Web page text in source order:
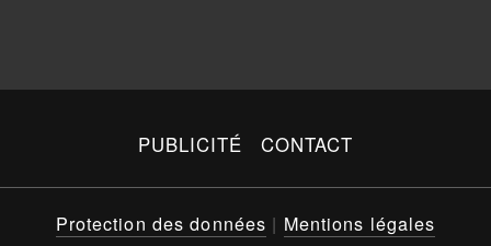
PUBLICITÉ CONTACT
Protection des données | Mentions légales